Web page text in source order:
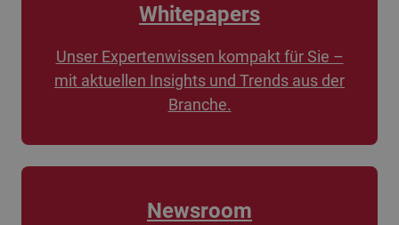
Whitepapers
Unser Expertenwissen kompakt für Sie –
mit aktuellen Insights und Trends aus der
Branche.
Newsroom